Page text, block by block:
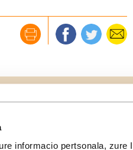
informacio pertsonala, zure